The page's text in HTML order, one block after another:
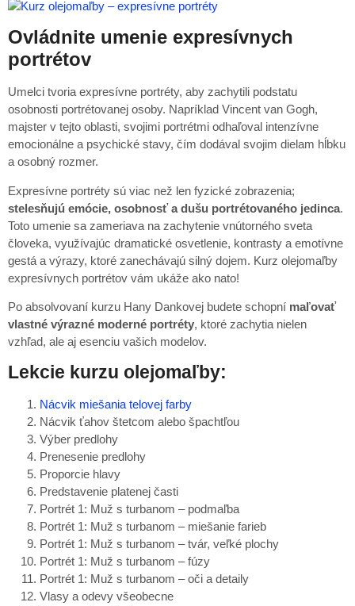
Ovládnite umenie expresívnych
portrétov
Umelci tvoria expresívne portréty, aby zachytili podstatu
osobnosti portrétovanej osoby. Napríklad Vincent van Gogh,
majster v tejto oblasti, svojimi portrétmi odhaľoval intenzívne
emocionálne a psychické stavy, čím dodával svojim dielam hĺbku
a osobný rozmer.
Expresívne portréty sú viac než len fyzické zobrazenia;
stelesňujú emócie, osobnosť a dušu portrétovaného jedinca.
Toto umenie sa zameriava na zachytenie vnútorného sveta
človeka, využívajúc dramatické osvetlenie, kontrasty a emotívne
gestá a výrazy, ktoré zanechávajú silný dojem. Kurz olejomaľby
expresívnych portrétov vám ukáže ako nato!
Po absolvovaní kurzu Hany Dankovej budete schopní maľovať
vlastné výrazné moderné portréty, ktoré zachytia nielen
vzhľad, ale aj esenciu vašich modelov.
Lekcie kurzu olejomaľby:
Nácvik miešania telovej farby
Nácvik ťahov štetcom alebo špachtľou
Výber predlohy
Prenesenie predlohy
Proporcie hlavy
Predstavenie platenej časti
Portrét 1: Muž s turbanom – podmaľba
Portrét 1: Muž s turbanom – miešanie farieb
Portrét 1: Muž s turbanom – tvár, veľké plochy
Portrét 1: Muž s turbanom – fúzy
Portrét 1: Muž s turbanom – oči a detaily
Vlasy a odevy všeobecne